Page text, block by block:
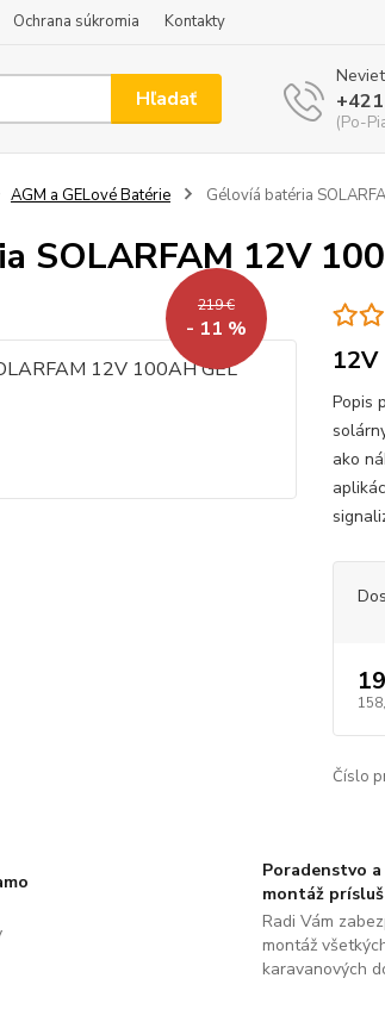
Ochrana súkromia Kontakty
Hľadať
(Po-
AGM a GELové Batérie Gélovíá batéria
SOLARFAM 12V
219 €
- 11 %
12V
Popis
ako
Číslo
Poradenstvo a
montáž
Radi Vám
montáž
karavanových